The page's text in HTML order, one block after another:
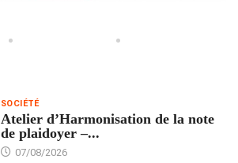
SOCIÉTÉ
Atelier d’Harmonisation de la note
de plaidoyer –...
07/08/2026